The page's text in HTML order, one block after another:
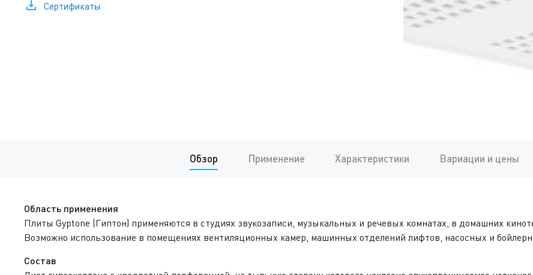
Сертификаты
Обзор Применение Характеристики Вариации и цены
Область применения
Плиты Gyptone (Гиптон) применяются в студиях звукозаписи, музыкальных и речевых комнатах, в домашних
Возможно использование в помещениях вентиляционных камер, машинных отделений лифтов, насосных и
Состав